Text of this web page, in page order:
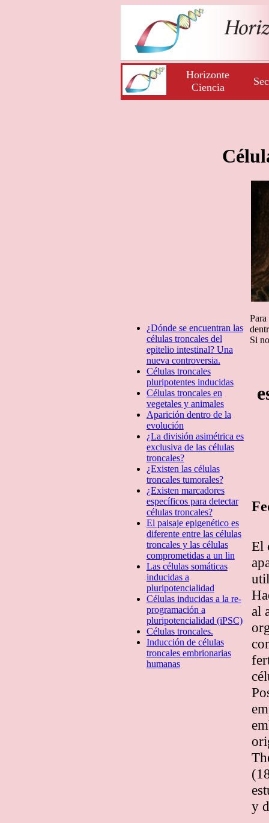
Horizonte
Ciencia
¿Dónde se encuentran las
células troncales del
epitelio intestinal? Una
nueva controversia.
Células troncales
pluripotentes inducidas
Células troncales en
vegetales y animales
Aparición dentro de la
evolución
¿La división asimétrica es
exclusiva de las células
troncales?
¿Existen las células
troncales tumorales?
¿Existen marcadores
específicos para detectar
células troncales?
El paisaje epigenético es
diferente entre las células
troncales y las células
comprometidas a un lin
Las células somáticas
inducidas a
pluripotencialidad
Células inducidas a la re-
programación a
pluripotencialidad (iPSC)
Células troncales.
Inducción de células
troncales embrionarias
humanas
Si
El
al
y